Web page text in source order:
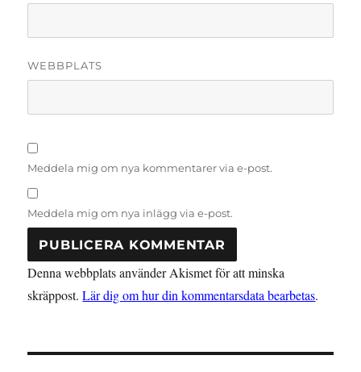
WEBBPLATS
Meddela mig om nya kommentarer via e-post.
Meddela mig om nya inlägg via e-post.
Denna webbplats använder Akismet för att minska
skräppost.Lär dig om hur din kommentarsdata bearbetas.